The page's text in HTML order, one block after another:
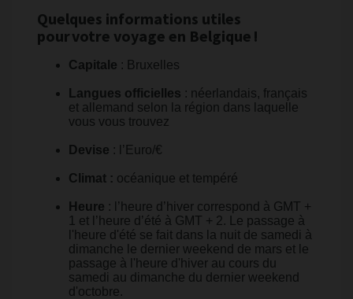
Quelques informations utiles
pour votre voyage en Belgique !
Capitale : Bruxelles
Langues officielles : néerlandais, français
et allemand selon la région dans laquelle
vous vous trouvez
Devise : l’Euro/€
Climat : océanique et tempéré
Heure : l’heure d’hiver correspond à GMT +
1 et l’heure d’été à GMT + 2. Le passage à
l'heure d'été se fait dans la nuit de samedi à
dimanche le dernier weekend de mars et le
passage à l'heure d'hiver au cours du
samedi au dimanche du dernier weekend
d'octobre.